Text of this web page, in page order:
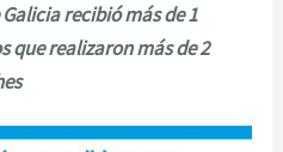
recibió más de 1
que realizaron más de 2